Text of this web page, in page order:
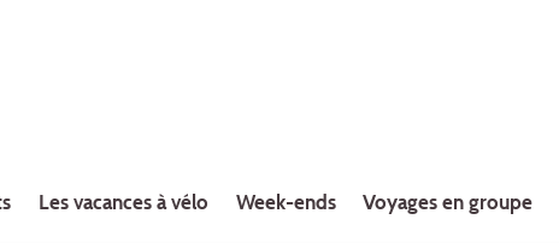
Les vacances à vélo Week-ends Voyages en groupe